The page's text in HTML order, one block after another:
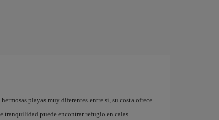
hermosas playas muy diferentes entre sí, su costa ofrece
tranquilidad puede encontrar refugio en calas